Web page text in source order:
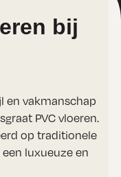
bij
en vakmanschap
PVC vloeren.
op traditionele
luxueuze en